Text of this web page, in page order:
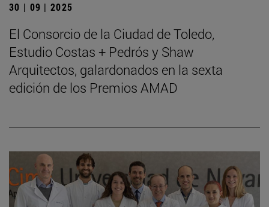
30 | 09 | 2025
El Consorcio de la Ciudad de Toledo,
Estudio Costas + Pedrós y Shaw
Arquitectos, galardonados en la sexta
edición de los Premios AMAD